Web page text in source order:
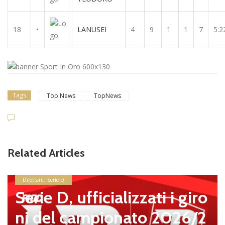
18 • LANUSEI 4 9 1 1 7
Tags Top News TopNews
Related Articles
Dilettanti Serie D
Serie D, ufficializzati i giro
ni del campionato 2026/2